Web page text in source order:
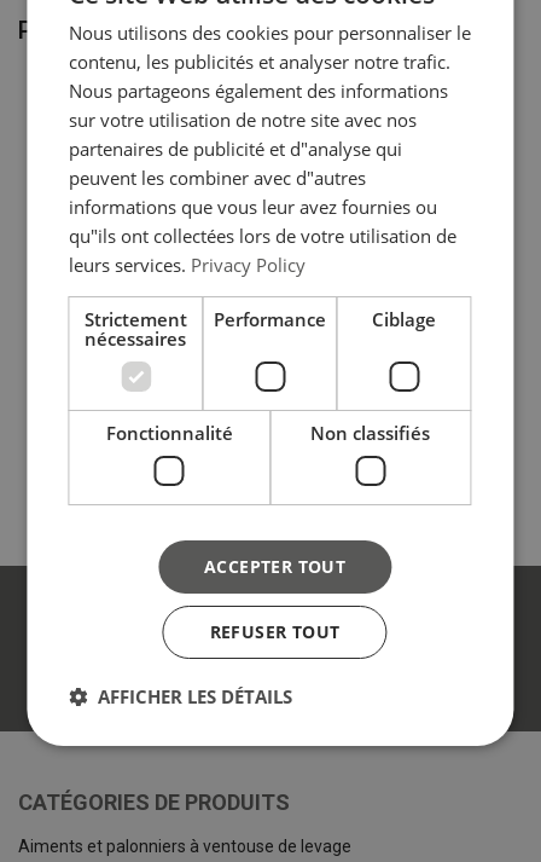
Produits associés
Découvrez comment REMA Hoisting &
Lifting peut faciliter votre travail
Contact
CATÉGORIES DE PRODUITS
Aiments et palonniers à ventouse de levage
Nous utilisons des cookies pour personnaliser le
contenu, les publicités et analyser notre trafic.
Nous partageons également des informations
sur votre utilisation de notre site avec nos
partenaires de publicité et d"analyse qui
peuvent les combiner avec d"autres
informations que vous leur avez fournies ou
qu"ils ont collectées lors de votre utilisation de
leurs services. Privacy Policy
Strictement
nécessaires
Performance Ciblage
Fonctionnalité Non classifiés
ACCEPTER TOUT
REFUSER TOUT
AFFICHER LES DÉTAILS